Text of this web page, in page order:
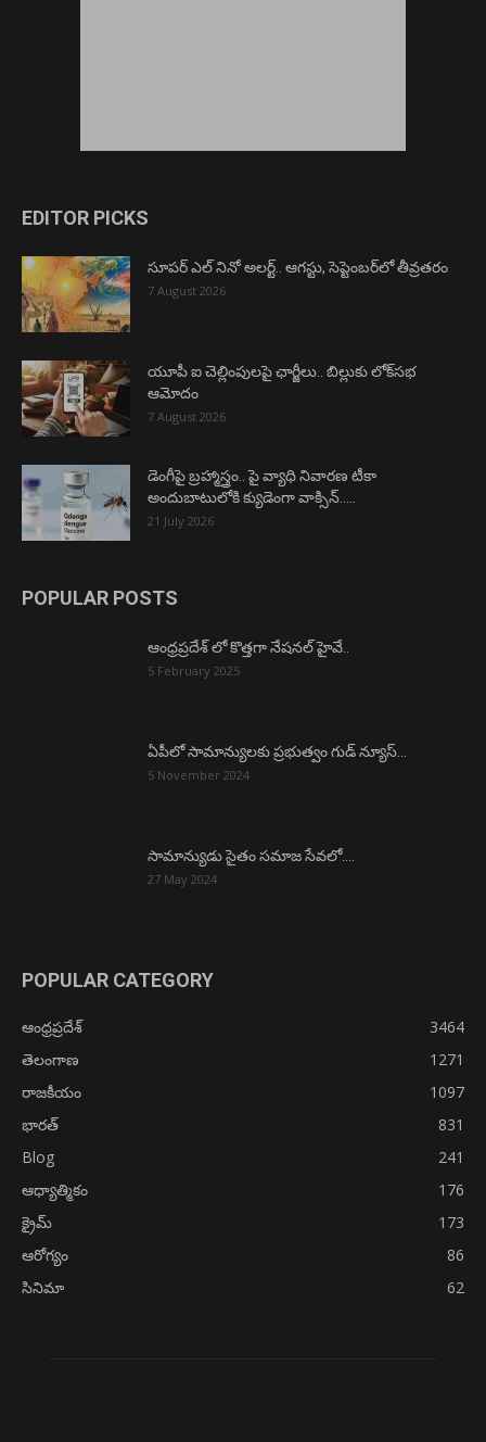
EDITOR PICKS
సూపర్ ఎల్ నినో అలర్ట్.. ఆగస్టు, సెప్టెంబర్‌లో తీవ్రతరం
7 August 2026
యూపీ ఐ చెల్లింపులపై ఛార్జీలు.. బిల్లుకు లోక్‌సభ
ఆమోదం
7 August 2026
డెంగీపై బ్రహ్మాస్త్రం.. పై వ్యాధి నివారణ టీకా
అందుబాటులోకి క్యుడెంగా వాక్సిన్…..
21 July 2026
POPULAR POSTS
ఆంధ్రప్రదేశ్ లో కొత్తగా నేషనల్ హైవే..
5 February 2025
ఏపీలో సామాన్యులకు ప్రభుత్వం గుడ్ న్యూస్…
5 November 2024
సామాన్యుడు సైతం సమాజ సేవలో….
27 May 2024
POPULAR CATEGORY
ఆంధ్రప్రదేశ్
3464
తెలంగాణ
1271
రాజకీయం
1097
భారత్
831
Blog
241
ఆధ్యాత్మికం
176
క్రైమ్
173
ఆరోగ్యం
86
సినిమా
62